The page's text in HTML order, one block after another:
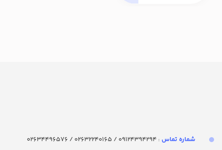
شماره تماس‌ : 09124394294 / 02632240165 / 02634496576